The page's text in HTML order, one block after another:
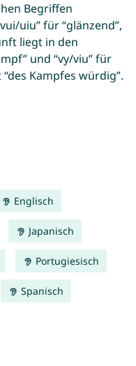
Begriffen
uiu” für “glänzend”,
liegt in den
und “vy/viu” für
Kampfes würdig”.
Englisch
Japanisch
Portugiesisch
Spanisch